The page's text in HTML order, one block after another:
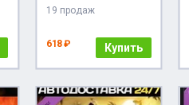
19 продаж
618 ₽ Купить